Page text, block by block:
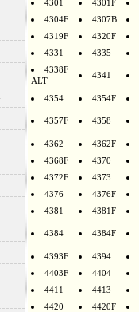
4301
4301F
4304F
4307B
4319F
4320F
4331
4335
4338F
ALT
4341
4354 4354F
4357F 4358
4362 4362F
4368F
4370
4372F
4373
4376
4376F
4381
4381F
4384 4384F
4393F 4394
4403F
4404
4411
4413
4420
4420F